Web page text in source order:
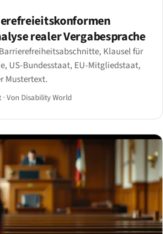
realer Vergabesprache
Klausel für
US-Bundesstaat, EU-Mitgliedstaat,
Mustertext.
·Von Disability World